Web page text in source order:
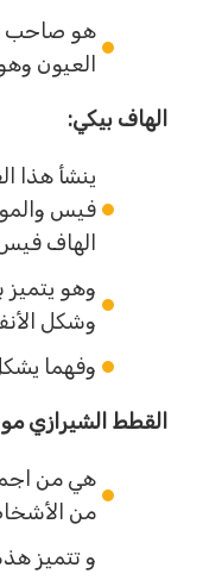
هو صاحب
العيون وهو
الهاف بيكي:
ينشأ هذا
فيس
الهاف فيس.
وهو يتميز
وشكل الأنف
وفهما يشكل رقم 8
القطط الشيرازي
هي من اجمل
من الأشخاص
و تتميز هذه